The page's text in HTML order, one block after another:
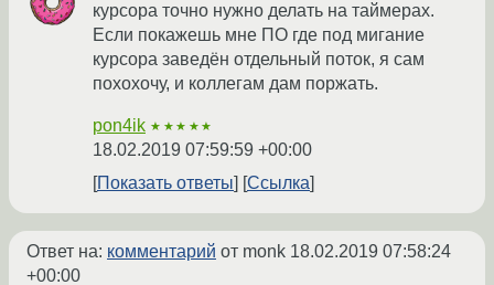
курсора точно нужно делать на таймерах.
Если покажешь мне ПО где под мигание
курсора заведён отдельный поток, я сам
похохочу, и коллегам дам поржать.
pon4ik ★★★★★
18.02.2019 07:59:59 +00:00
Показать ответы
Ссылка
Ответ на: комментарий от monk 18.02.2019 07:58:24
+00:00